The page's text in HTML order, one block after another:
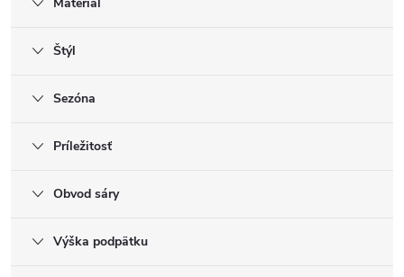
Štýl
Sezóna
Príležitosť
Obvod sáry
Výška podpätku